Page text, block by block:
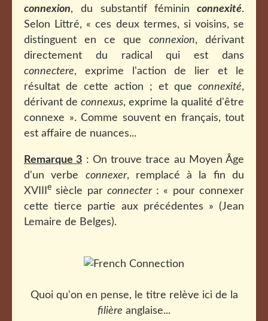
connexion, du substantif féminin connexité.
Selon Littré, « ces deux termes, si voisins, se
distinguent en ce que connexion, dérivant
directement du radical qui est dans
connectere, exprime l'action de lier et le
résultat de cette action ; et que connexité,
dérivant de connexus, exprime la qualité d'être
connexe ». Comme souvent en français, tout
est affaire de nuances...
Remarque 3 : On trouve trace au Moyen Âge
d'un verbe connexer, remplacé à la fin du
XVIII
e siècle par connecter: « pour connexer
cette tierce partie aux précédentes » (Jean
Lemaire de Belges).
Quoi qu'on en pense, le titre relève ici de la
filière anglaise...